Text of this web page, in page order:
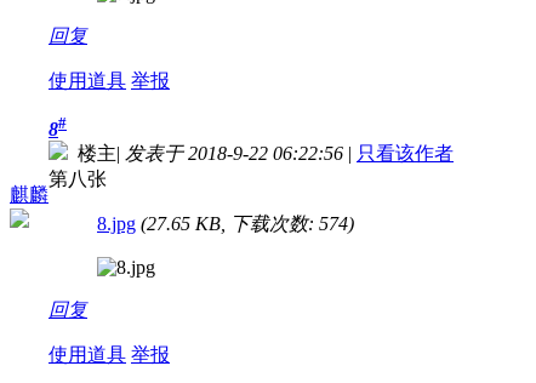
回复
使用道具 举报
麒麟
8#
楼主| 发表于 2018-9-22 06:22:56 | 只看该作者
第八张
8.jpg (27.65 KB, 下载次数: 574)
回复
使用道具 举报